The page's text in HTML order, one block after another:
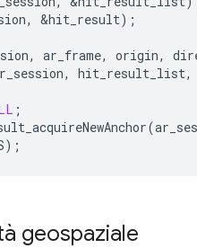
, &hit_result);
, ar_frame, origin,
, hit_result_list,
;
(
);
geospaziale